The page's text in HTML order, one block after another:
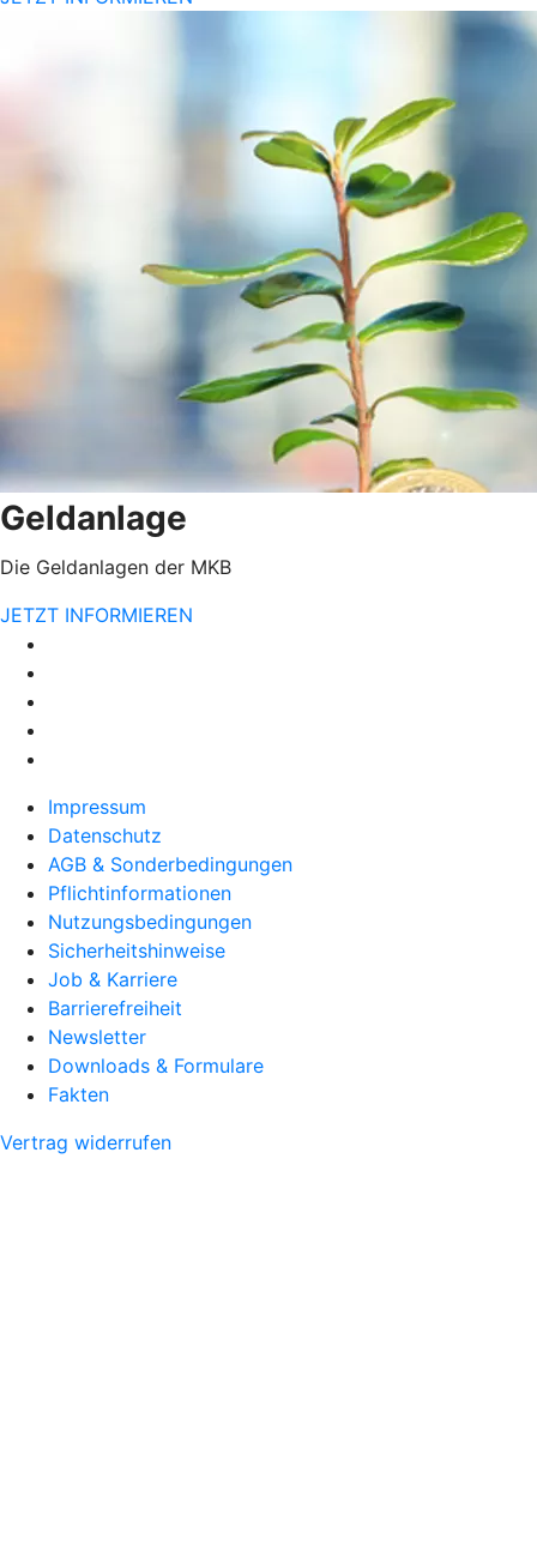
Geldanlage
Die Geldanlagen der MKB
JETZT INFORMIEREN
Impressum
Datenschutz
AGB & Sonderbedingungen
Pflichtinformationen
Nutzungsbedingungen
Sicherheitshinweise
Job & Karriere
Barrierefreiheit
Newsletter
Downloads & Formulare
Fakten
Vertrag widerrufen